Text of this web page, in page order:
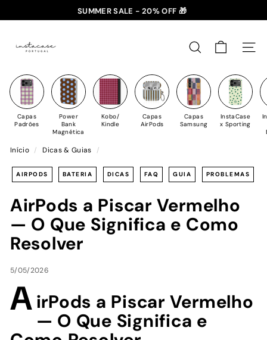
para
Conteúdo
slideshow
✈️ PORTES GRÁTIS: +35€ 🇵🇹🇪🇸 | +50€ 🇪🇺
SUMMER SALE - 20% OFF 🎁
n
t
a
C
a
e
PESQUISAR
Capas
Padrões
Power
Bank
Magnética
Kobo/
Kindle
Capas
AirPods
Capas
Samsung
InstaCase
x Sporting
Início / Dicas & Guias /
AIRPODS BATERIA DICAS FAQ GUIA PROBLEMAS
AirPods a Piscar Vermelho
— O Que Significa e Como
Resolver
5/05/2026
A irPods a Piscar Vermelho
— O Que Significa e